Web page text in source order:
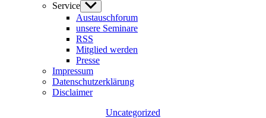
Service Untermenü
anzeigen
Austauschforum
unsere Seminare
RSS
Mitglied werden
Presse
Impressum
Datenschutzerklärung
Disclaimer
Kategorien
Uncategorized